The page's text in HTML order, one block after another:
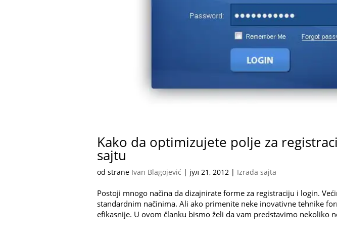
Kako da optimizujete polje za
sajtu
od strane Ivan Blagojević | јул 21, 2012 | Izrada sajta
Postoji mnogo načina da dizajnirate forme za registraciju i login.
standardnim načinima. Ali ako primenite neke inovativne tehnike
efikasnije. U ovom članku bismo želi da vam predstavimo nekoliko